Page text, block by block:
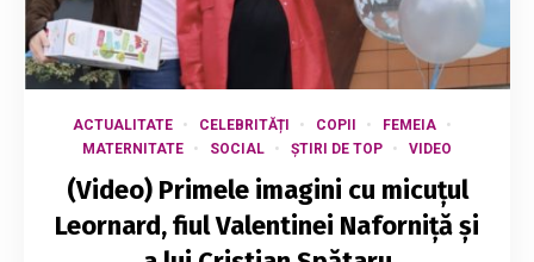
ACTUALITATE CELEBRITĂȚI COPII
FEMEIA
MATERNITATE
SOCIAL ȘTIRI DE TOP VIDEO
(Video) Primele imagini cu micuțul
Leornard, fiul Valentinei Naforniță și